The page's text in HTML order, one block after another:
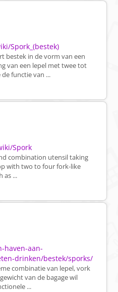
Spork_(bestek)
bestek in de vorm van een
van een lepel met twee tot
functie van ...
Spork
combination utensil taking
with two to four fork-like
as ...
haven-aan-
drinken/bestek/sporks/
combinatie van lepel, vork
van de bagage wil
...